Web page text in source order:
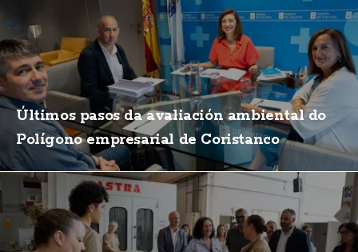
Últimos pasos da avaliación ambiental do
Polígono empresarial de Coristanco